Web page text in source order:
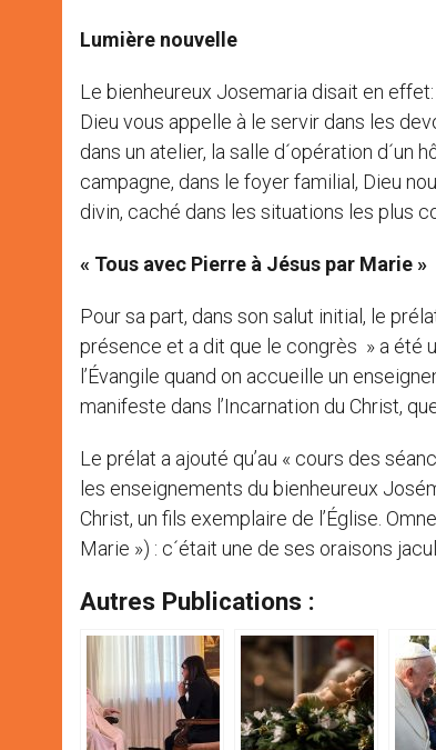
Lumière nouvelle
Le bienheureux Josemaria disait en
Dieu vous appelle à le servir dans les
dans un atelier, la salle d´opération d´un
campagne, dans le foyer familial, Dieu
divin, caché dans les situations les plus
« Tous avec Pierre à Jésus par Marie »
Pour sa part, dans son salut initial, le
présence et a dit que le congrès » a été
l’Évangile quand on accueille un
manifeste dans l’Incarnation du Christ,
Le prélat a ajouté qu’au « cours des
les enseignements du bienheureux
Christ, un fils exemplaire de l’Église.
Marie ») : c´était une de ses oraisons
Autres Publications :